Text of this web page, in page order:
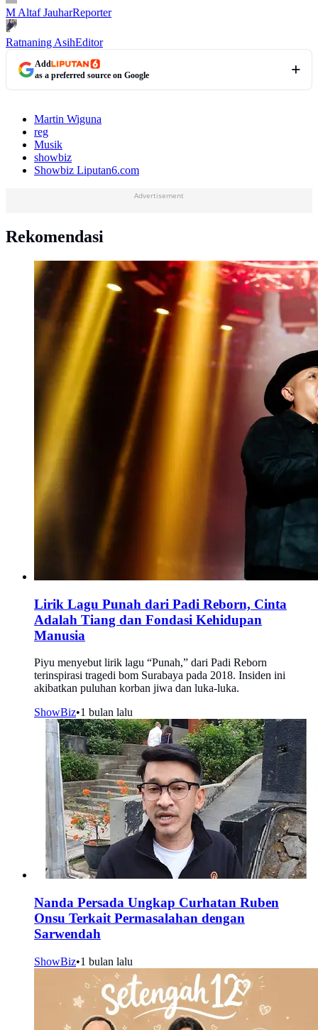
M Altaf JauharReporter
Ratnaning AsihEditor
Add
as a preferred source on Google
Martin Wiguna
reg
Musik
showbiz
Showbiz Liputan6.com
Advertisement
Rekomendasi
Lirik Lagu Punah dari Padi Reborn, Cinta
Adalah Tiang dan Fondasi Kehidupan
Manusia
Piyu menyebut lirik lagu “Punah,” dari Padi Reborn
terinspirasi tragedi bom Surabaya pada 2018. Insiden ini
akibatkan puluhan korban jiwa dan luka-luka.
ShowBiz•1 bulan lalu
Nanda Persada Ungkap Curhatan Ruben
Onsu Terkait Permasalahan dengan
Sarwendah
ShowBiz•1 bulan lalu